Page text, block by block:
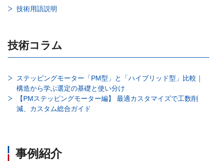
技術用語説明
技術コラム
ステッピングモーター「PM型」と「ハイブリッド型」比較｜
構造から学ぶ選定の基礎と使い分け
【PMステッピングモーター編】 最適カスタマイズで工数削
減、カスタム総合ガイド
事例紹介